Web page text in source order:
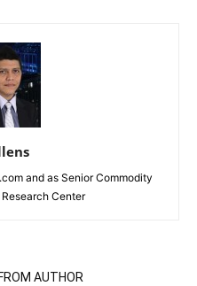
and as Senior Commodity
Center
AUTHOR